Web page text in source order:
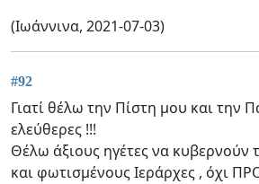
(Ιωάννινα, 2021-07-03)
#92
Γιατί θέλω την Πίστη μου και την
ελεύθερες !!!
Θέλω άξιους ηγέτες να κυβερνούν
και φωτισμένους Ιεράρχες , όχι